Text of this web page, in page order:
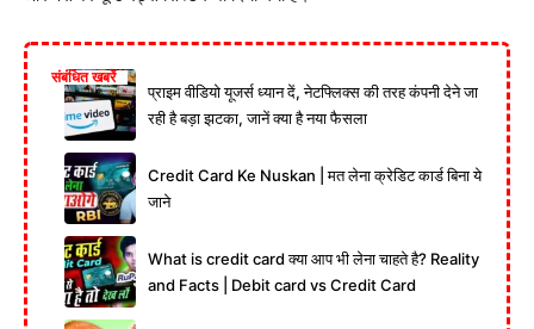
संबंधित खबरें
प्राइम वीडियो यूजर्स ध्यान दें, नेटफ्लिक्स की तरह कंपनी देने जा
रही है बड़ा झटका, जानें क्या है नया फैसला
Credit Card Ke Nuskan | मत लेना क्रेडिट कार्ड बिना ये
जाने
What is credit card क्या आप भी लेना चाहते है? Reality
and Facts | Debit card vs Credit Card